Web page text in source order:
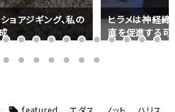
ョアジギング、私の
ヒラメは神経締
直を促進する
featured , エダス , ノット , ハリス